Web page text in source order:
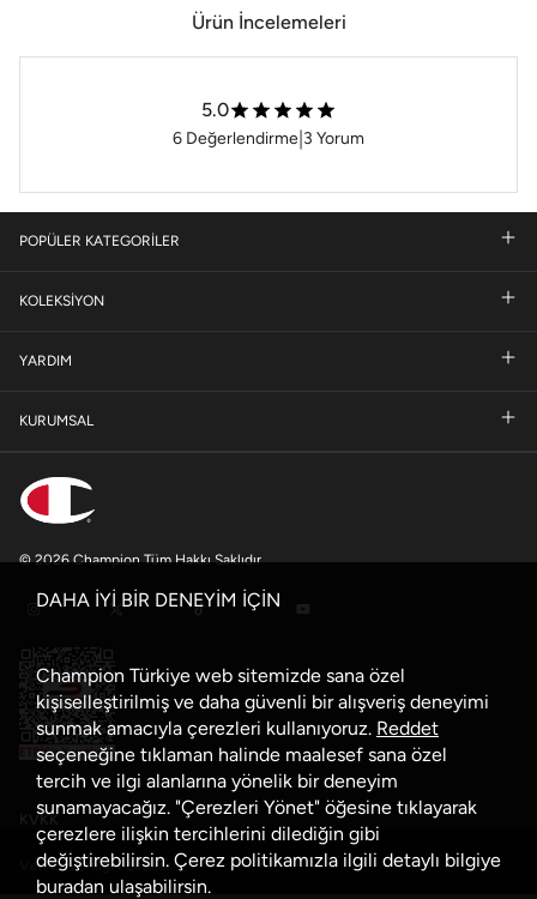
Ürün İncelemeleri
5.0
6 Değerlendirme 3 Yorum
POPÜLER KATEGORİLER
KOLEKSİYON
YARDIM
KURUMSAL
© 2026 Champion Tüm Hakkı Saklıdır
KVKK
Veri Güvenliği Politikası
DAHA İYİ BİR DENEYİM İÇİN
Champion Türkiye web sitemizde sana özel
kişiselleştirilmiş ve daha güvenli bir alışveriş deneyimi
sunmak amacıyla çerezleri kullanıyoruz. Reddet
seçeneğine tıklaman halinde maalesef sana özel
tercih ve ilgi alanlarına yönelik bir deneyim
sunamayacağız. "Çerezleri Yönet" öğesine tıklayarak
çerezlere ilişkin tercihlerini dilediğin gibi
değiştirebilirsin. Çerez politikamızla ilgili detaylı bilgiye
buradan ulaşabilirsin.